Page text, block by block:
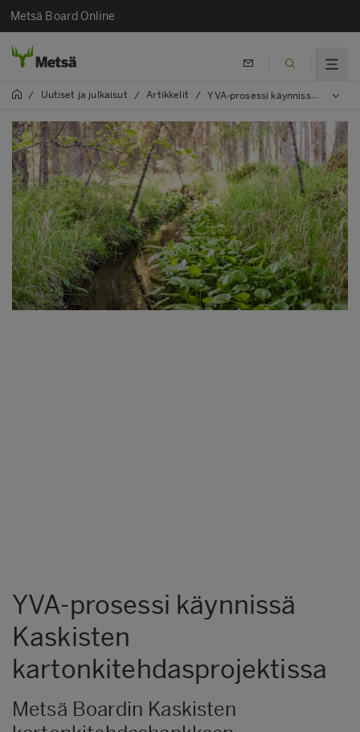
Metsä Board Online
/ Uutiset ja julkaisut / Artikkelit / YVA-prosessi käynnissä Kaskisten tehdasprojektissa
YVA-prosessi käynnissä
Kaskisten
kartonkitehdasprojektissa
Metsä Boardin Kaskisten